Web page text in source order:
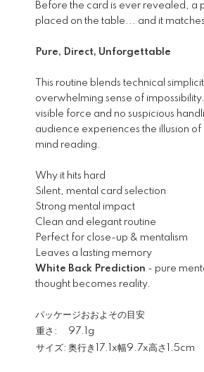
Before the card is ever revealed, a
placed on the table... and it
Pure, Direct, Unforgettable
This routine blends technical
overwhelming sense of
visible force and no suspicious
audience experiences the illusion of
mind reading.
Why it hits hard
Silent, mental card selection
Strong mental impact
Clean and elegant routine
Perfect for close-up & mentalism
Leaves a lasting memory
White Back Prediction - pure
thought becomes reality.
パッケージおおよその目安
重さ:
97.1g
サイズ: 奥行き17.1x幅9.7x高さ1.5cm